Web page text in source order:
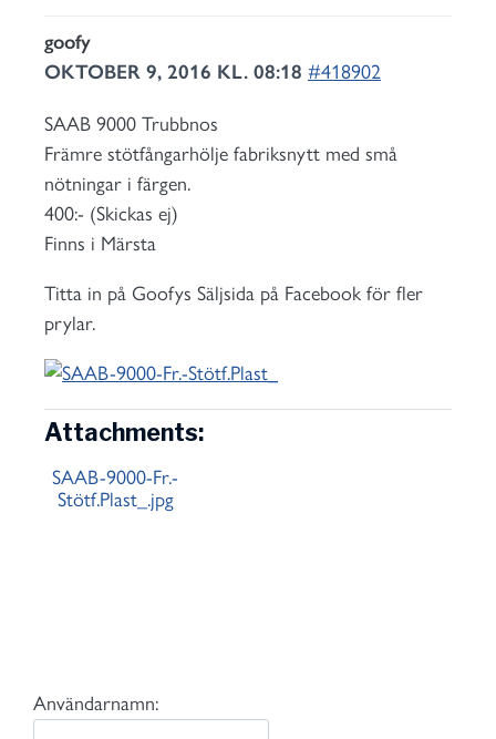
goofy
OKTOBER 9, 2016 KL. 08:18 #418902
SAAB 9000 Trubbnos
Främre stötfångarhölje fabriksnytt med små
nötningar i färgen.
400:- (Skickas ej)
Finns i Märsta
Titta in på Goofys Säljsida på Facebook för fler
prylar.
Attachments:
SAAB-9000-Fr.-
Stötf.Plast_.jpg
Användarnamn: